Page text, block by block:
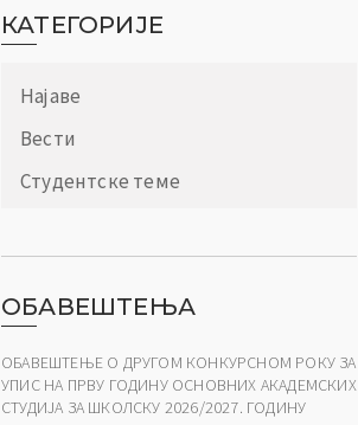
КАТЕГОРИЈЕ
Најаве
Вести
Студентске теме
ОБАВЕШТЕЊА
ОБАВЕШТЕЊЕ О ДРУГОМ КОНКУРСНОМ РОКУ ЗА
УПИС НА ПРВУ ГОДИНУ ОСНОВНИХ АКАДЕМСКИХ
СТУДИЈА ЗА ШКОЛСКУ 2026/2027. ГОДИНУ